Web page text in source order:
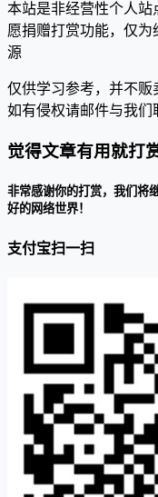
本站是非经营性个人站
愿捐赠打赏功能，仅
源
仅供学习参考，并不贩
如有侵权请邮件与我们
觉得文章有用就打
非常感谢你的打赏，我们将
好的网络世界！
支付宝扫一扫